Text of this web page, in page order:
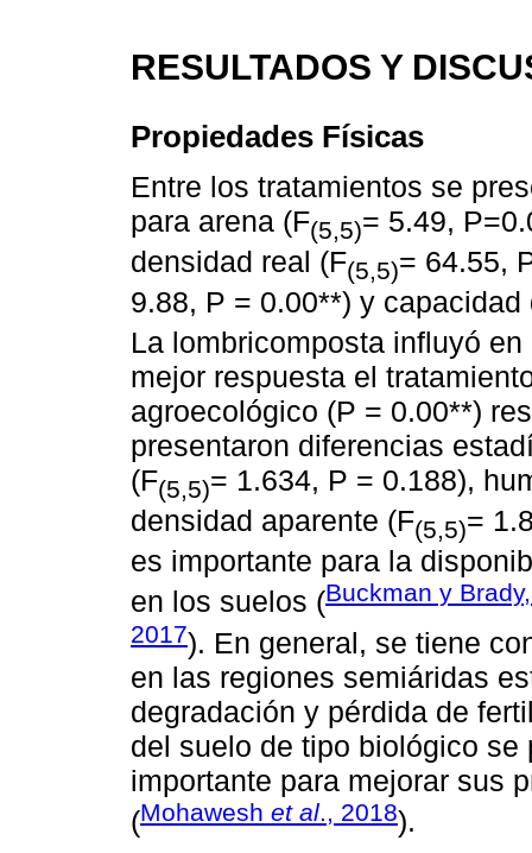
RESULTADOS Y
Propiedades Físicas
Entre los tratamientos se
para arena (F(5,5)= 5.49,
densidad real (F(5,5)= 64.55,
9.88, P = 0.00**) y capacidad
La lombricomposta influyó
mejor respuesta el
agroecológico (P = 0.00**)
presentaron diferencias
(F(5,5)= 1.634, P = 0.188),
densidad aparente (F(5,5)=
es importante para la
en los suelos (Buckman y
2017). En general, se tiene
en las regiones semiáridas
degradación y pérdida de
del suelo de tipo biológico
importante para mejorar sus
(Mohawesh et al., 2018).